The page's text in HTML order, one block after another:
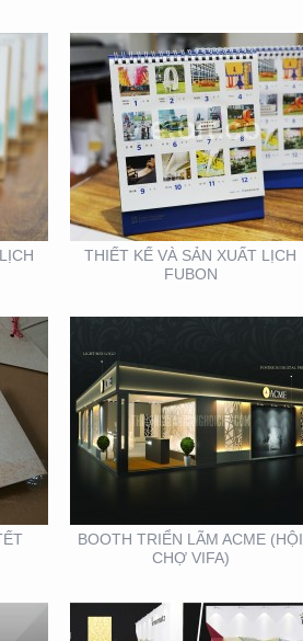
THIẾT KẾ VÀ SẢN XUẤT LỊCH
FUBON
BOOTH TRIỂN LÃM
ACME (HỘI CHỢ VIFA)
BOOTH TRIỂN LÃM ACME (HỘI
CHỢ VIFA)
BOOTH INNOMATZ –
TRIỂN LÃM VIỆT BUILD
12-2019